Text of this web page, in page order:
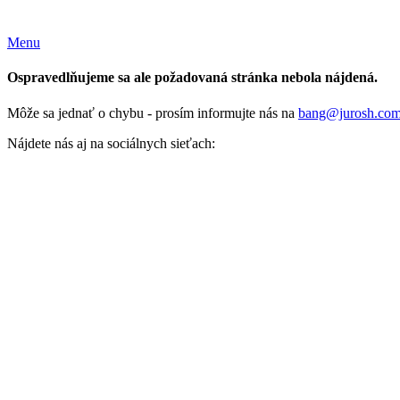
Menu
Ospravedlňujeme sa ale požadovaná stránka nebola nájdená.
Môže sa jednať o chybu - prosím informujte nás na
Nájdete nás aj na sociálnych sieťach: